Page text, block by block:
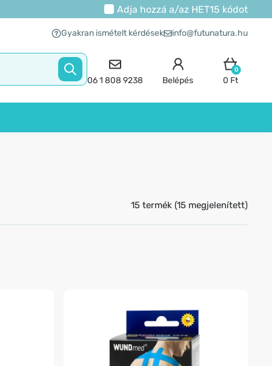
Adja hozzá a/az HET15 kódot
Gyakran ismételt kérdések info@futunatura.hu
06 1 808 9238 Belépés
0
0 Ft
15 termék (15 megjelenített)